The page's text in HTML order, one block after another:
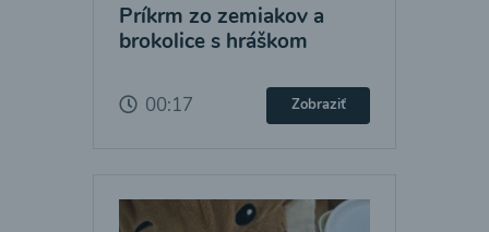
Príkrm zo zemiakov a
brokolice s hráškom
00:17 Zobraziť